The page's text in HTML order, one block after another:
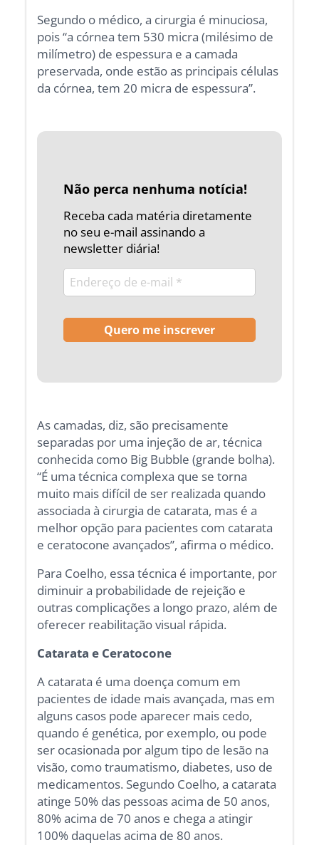
Segundo o médico, a cirurgia é minuciosa,
pois “a córnea tem 530 micra (milésimo de
milímetro) de espessura e a camada
preservada, onde estão as principais células
da córnea, tem 20 micra de espessura”.
Não perca nenhuma notícia!
Receba cada matéria diretamente
no seu e-mail assinando a
newsletter diária!
As camadas, diz, são precisamente
separadas por uma injeção de ar, técnica
conhecida como Big Bubble (grande bolha).
“É uma técnica complexa que se torna
muito mais difícil de ser realizada quando
associada à cirurgia de catarata, mas é a
melhor opção para pacientes com catarata
e ceratocone avançados”, afirma o médico.
Para Coelho, essa técnica é importante, por
diminuir a probabilidade de rejeição e
outras complicações a longo prazo, além de
oferecer reabilitação visual rápida.
Catarata e Ceratocone
A catarata é uma doença comum em
pacientes de idade mais avançada, mas em
alguns casos pode aparecer mais cedo,
quando é genética, por exemplo, ou pode
ser ocasionada por algum tipo de lesão na
visão, como traumatismo, diabetes, uso de
medicamentos. Segundo Coelho, a catarata
atinge 50% das pessoas acima de 50 anos,
80% acima de 70 anos e chega a atingir
100% daquelas acima de 80 anos.